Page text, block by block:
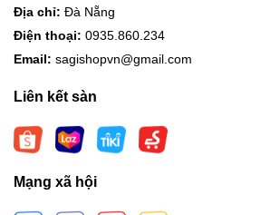
Địa chỉ: Đà Nẵng
Điện thoại: 0935.860.234
Email: sagishopvn@gmail.com
Liên kết sàn
Mạng xã hội